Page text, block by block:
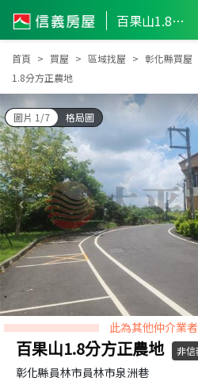
百果山1.8分方正農地
首頁 買屋 區域找屋 彰化縣買屋
1.8分方正農地
圖片 1/7 格局圖
此為其他仲介業
百果山1.8分方正農地 非信
彰化縣員林市員林市泉洲巷